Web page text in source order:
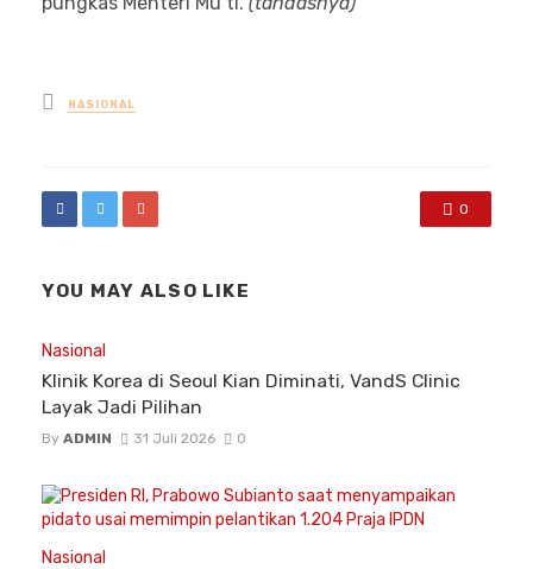
Posted
in
NASIONAL
0
YOU MAY ALSO LIKE
Nasional
Klinik Korea di Seoul Kian Diminati, VandS Clinic
Layak Jadi Pilihan
By ADMIN 31 Juli 2026 0
Nasional